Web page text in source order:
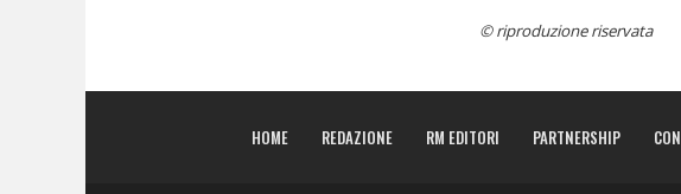
© riproduzione riservata
HOME REDAZIONE RM EDITORI PARTNERSHIP